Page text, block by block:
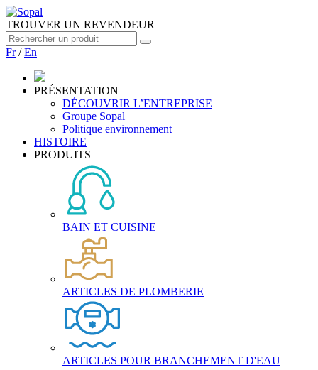
TROUVER UN REVENDEUR
Fr/En
PRÉSENTATION
DÉCOUVRIR L’ENTREPRISE
Groupe Sopal
Politique environnement
HISTOIRE
PRODUITS
BAIN ET CUISINE
ARTICLES DE PLOMBERIE
ARTICLES POUR BRANCHEMENT D'EAU